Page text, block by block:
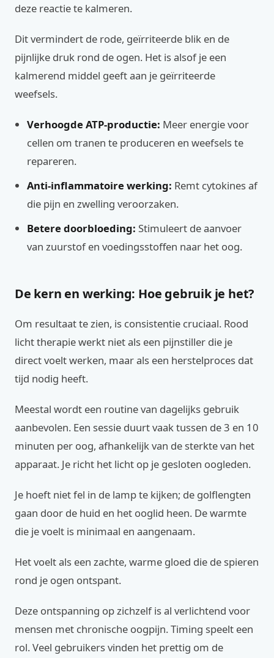
deze reactie te kalmeren.
Dit vermindert de rode, geïrriteerde blik en de
pijnlijke druk rond de ogen. Het is alsof je een
kalmerend middel geeft aan je geïrriteerde
weefsels.
Verhoogde ATP-productie: Meer energie voor
cellen om tranen te produceren en weefsels te
repareren.
Anti-inflammatoire werking: Remt cytokines af
die pijn en zwelling veroorzaken.
Betere doorbloeding: Stimuleert de aanvoer
van zuurstof en voedingsstoffen naar het oog.
De kern en werking: Hoe gebruik je het?
Om resultaat te zien, is consistentie cruciaal. Rood
licht therapie werkt niet als een pijnstiller die je
direct voelt werken, maar als een herstelproces dat
tijd nodig heeft.
Meestal wordt een routine van dagelijks gebruik
aanbevolen. Een sessie duurt vaak tussen de 3 en 10
minuten per oog, afhankelijk van de sterkte van het
apparaat. Je richt het licht op je gesloten oogleden.
Je hoeft niet fel in de lamp te kijken; de golflengten
gaan door de huid en het ooglid heen. De warmte
die je voelt is minimaal en aangenaam.
Het voelt als een zachte, warme gloed die de spieren
rond je ogen ontspant.
Deze ontspanning op zichzelf is al verlichtend voor
mensen met chronische oogpijn. Timing speelt een
rol. Veel gebruikers vinden het prettig om de